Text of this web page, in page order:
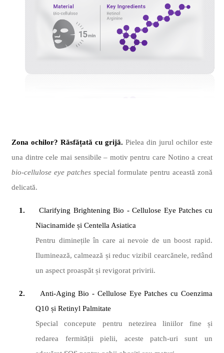
Zona ochilor? Răsfățată cu grijă. Pielea din jurul ochilor este
una dintre cele mai sensibile – motiv pentru care Notino a creat
bio-cellulose eye patches special formulate pentru această zonă
delicată.
1. Clarifying BrighteningBio - Cellulose Eye Patches cu
Niacinamide și Centella Asiatica
Pentru diminețile în care ai nevoie de un boost rapid.
Iluminează, calmează și reduc vizibil cearcănele, redând
un aspect proaspăt și revigorat privirii.
2. Anti-Aging Bio - Cellulose Eye Patches cu Coenzima
Q10 și Retinyl Palmitate
Special concepute pentru netezirea liniilor fine și
redarea fermității pielii, aceste patch-uri sunt un